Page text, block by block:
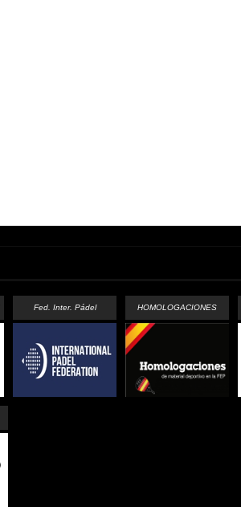
Fed. Inter. Pádel HOMOLOGACIONES